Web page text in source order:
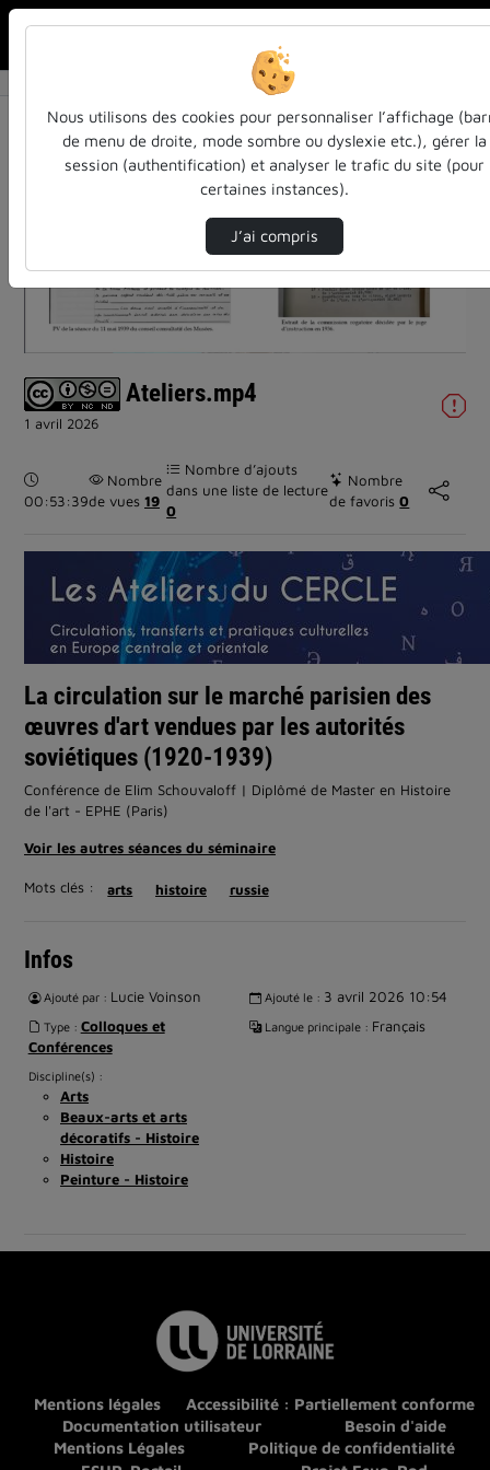
Ateliers.mp4
Lire
vidéo
Ateliers.mp4
1 avril 2026
Durée :
00:53:39
Nombre
de vues 19
Nombre d’ajouts
dans une liste de lecture
0
Nombre
de favoris0
La circulation sur le marché parisien des
œuvres d'art vendues par les autorités
soviétiques (1920-1939)
Conférence de Elim Schouvaloff | Diplômé de Master en Histoire
de l'art - EPHE (Paris)
Voir les autres séances du séminaire
Mots clés : arts histoire russie
Infos
Ajouté par : Lucie Voinson Ajouté le : 3 avril 2026 10:54
Type : Colloques et
Conférences
Langue principale : Français
Discipline(s) :
Arts
Beaux-arts et arts
décoratifs - Histoire
Histoire
Peinture - Histoire
Mentions légales
Accessibilité : Partiellement conforme
Documentation utilisateur
Besoin d'aide
Mentions Légales
Politique de confidentialité
Nous utilisons des cookies pour personnaliser l’affichage
de menu de droite, mode sombre ou dyslexie etc.), gérer la
session (authentification) et analyser le trafic du site (pour
certaines instances).
J’ai compris